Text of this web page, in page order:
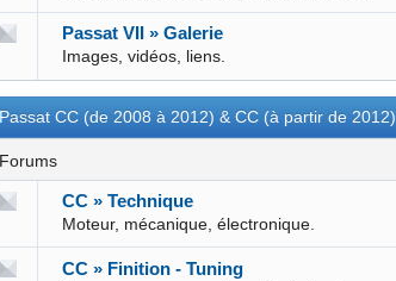
Passat VII » Galerie
Images, vidéos, liens.
Passat CC (de 2008 à 2012) & CC (à partir de 2012)
Forums
CC » Technique
Moteur, mécanique, électronique.
CC » Finition - Tuning